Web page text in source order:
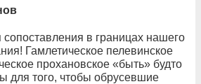
в границах нашего
Гамлетическое пелевинское
прохановское «быть» будто
для того, чтобы обрусевшие